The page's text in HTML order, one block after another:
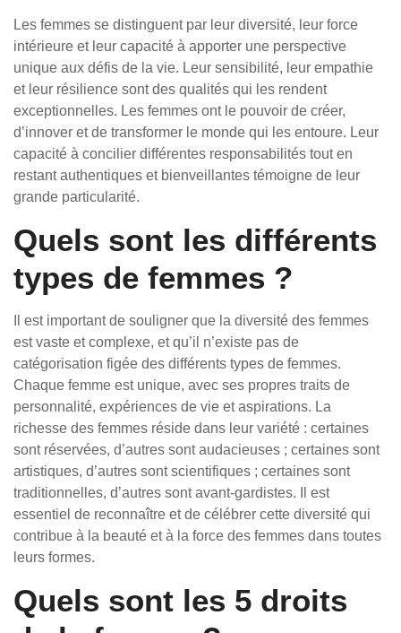
Les femmes se distinguent par leur diversité, leur force
intérieure et leur capacité à apporter une perspective
unique aux défis de la vie. Leur sensibilité, leur empathie
et leur résilience sont des qualités qui les rendent
exceptionnelles. Les femmes ont le pouvoir de créer,
d’innover et de transformer le monde qui les entoure. Leur
capacité à concilier différentes responsabilités tout en
restant authentiques et bienveillantes témoigne de leur
grande particularité.
Quels sont les différents
types de femmes ?
Il est important de souligner que la diversité des femmes
est vaste et complexe, et qu’il n’existe pas de
catégorisation figée des différents types de femmes.
Chaque femme est unique, avec ses propres traits de
personnalité, expériences de vie et aspirations. La
richesse des femmes réside dans leur variété : certaines
sont réservées, d’autres sont audacieuses ; certaines sont
artistiques, d’autres sont scientifiques ; certaines sont
traditionnelles, d’autres sont avant-gardistes. Il est
essentiel de reconnaître et de célébrer cette diversité qui
contribue à la beauté et à la force des femmes dans toutes
leurs formes.
Quels sont les 5 droits